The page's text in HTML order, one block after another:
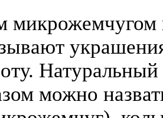
можно